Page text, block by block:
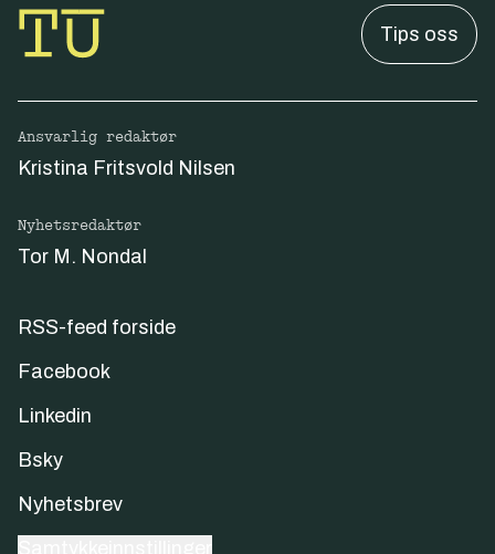
Tips oss
Ansvarlig redaktør
Kristina Fritsvold Nilsen
Nyhetsredaktør
Tor M. Nondal
RSS-feed forside
Facebook
Linkedin
Bsky
Nyhetsbrev